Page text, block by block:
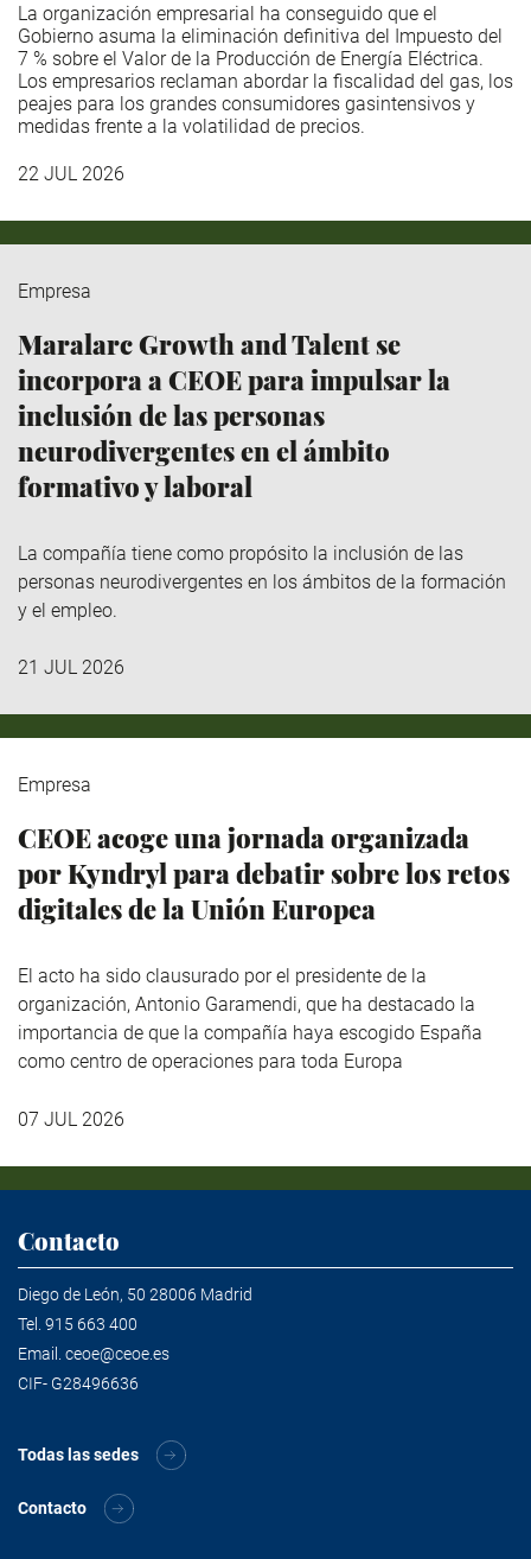
La organización empresarial ha conseguido que el
Gobierno asuma la eliminación definitiva del Impuesto del
7 % sobre el Valor de la Producción de Energía Eléctrica.
Los empresarios reclaman abordar la fiscalidad del gas, los
peajes para los grandes consumidores gasintensivos y
medidas frente a la volatilidad de precios.
22 JUL 2026
Empresa
Maralarc Growth and Talent se
incorpora a CEOE para impulsar la
inclusión de las personas
neurodivergentes en el ámbito
formativo y laboral
La compañía tiene como propósito la inclusión de las
personas neurodivergentes en los ámbitos de la formación
y el empleo.
21 JUL 2026
Empresa
CEOE acoge una jornada organizada
por Kyndryl para debatir sobre los retos
digitales de la Unión Europea
El acto ha sido clausurado por el presidente de la
organización, Antonio Garamendi, que ha destacado la
importancia de que la compañía haya escogido España
como centro de operaciones para toda Europa
07 JUL 2026
Contacto
Diego de León, 50 28006 Madrid
Tel. 915 663 400
Email. ceoe@ceoe.es
CIF- G28496636
Todas las sedes
Contacto